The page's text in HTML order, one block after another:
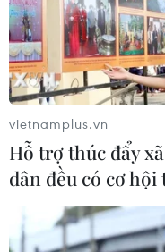
vietnamplus.vn
Hỗ trợ thúc đẩy
dân đều có cơ